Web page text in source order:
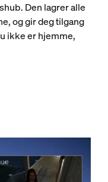
Den lagrer alle
og gir deg tilgang
ikke er hjemme,